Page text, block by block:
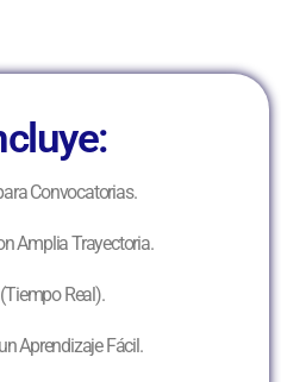
Convocatorias.
Amplia Trayectoria.
Real).
Aprendizaje Fácil.